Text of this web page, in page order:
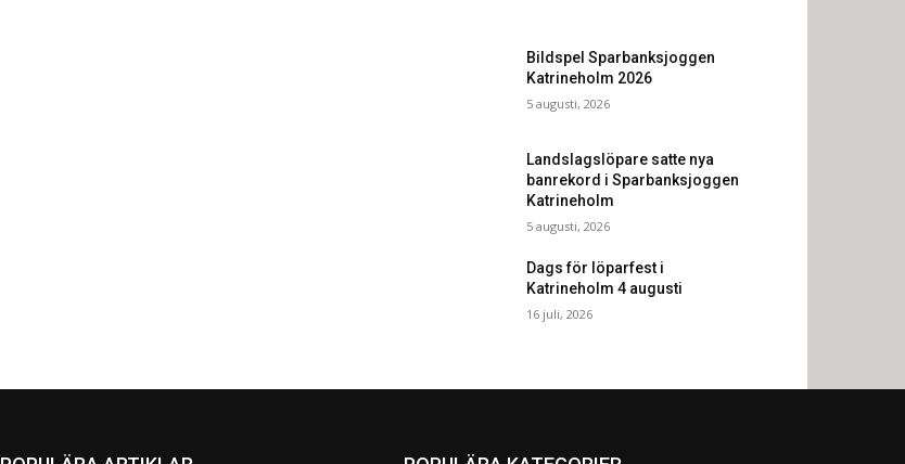
Bildspel Sparbanksjoggen
Katrineholm 2026
5 augusti, 2026
Landslagslöpare satte nya
banrekord i Sparbanksjoggen
Katrineholm
5 augusti, 2026
Dags för löparfest i
Katrineholm 4 augusti
16 juli, 2026